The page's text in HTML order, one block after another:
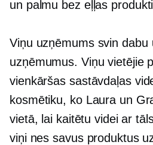
un palmu bez eļļas
Viņu uzņēmums svin dabu
uzņēmumus. Viņu vietējie
vienkāršas sastāvdaļas
kosmētiku, ko Laura un
vietā, lai kaitētu videi ar
viņi nes savus produktus